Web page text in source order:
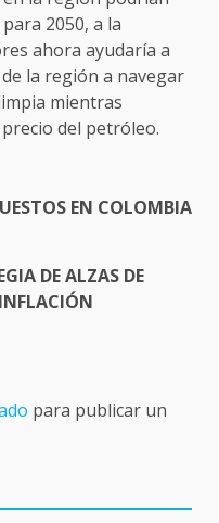
2050, a la
ahora ayudaría a
la región a navegar
mientras
del petróleo.
EN COLOMBIA
DE ALZAS DE
para publicar un